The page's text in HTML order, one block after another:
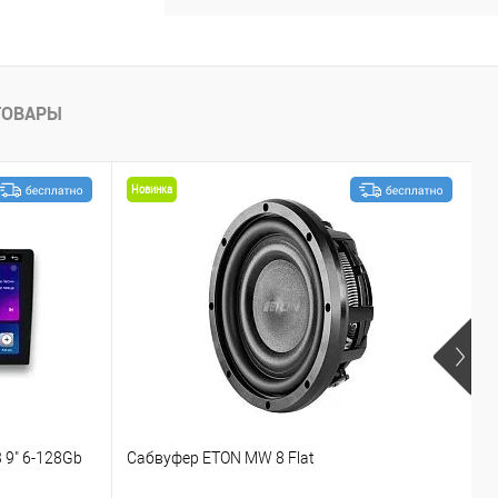
9" 6-128Gb
Новинка
Сабвуфер ETON MW 8 Flat